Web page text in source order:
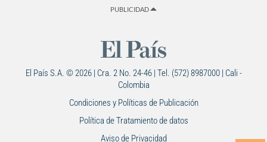
PUBLICIDAD
El País S.A. © 2026 | Cra. 2 No. 24-46 | Tel. (572) 8987000 | Cali -
Colombia
Condiciones y Políticas de Publicación
Política de Tratamiento de datos
Aviso de Privacidad